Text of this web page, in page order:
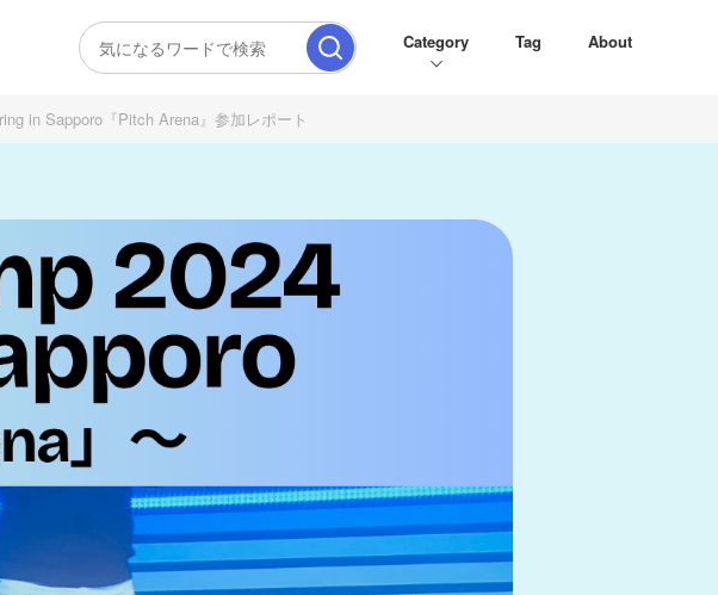
Category Tag About
in Sapporo『Pitch Arena』参加レポート